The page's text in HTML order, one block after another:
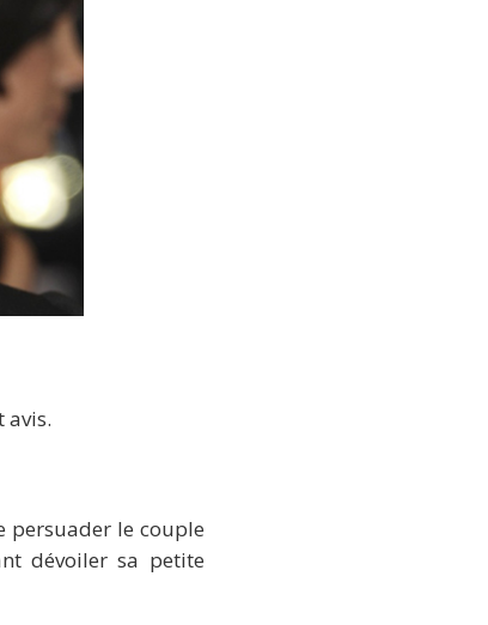
avis.
persuader le couple
dévoiler sa petite